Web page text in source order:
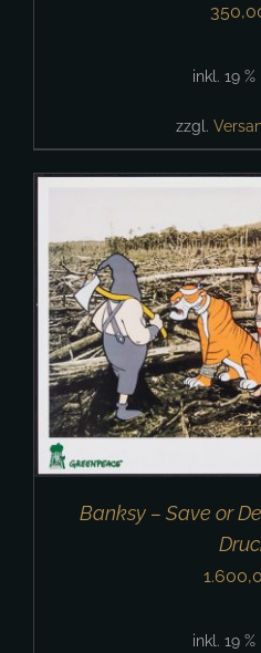
inkl. 19
zzgl.
Banksy – Save or
inkl. 19